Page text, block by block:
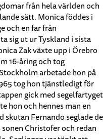
från hela världen och
sätt. Monica föddes i
och en far från
sig ut ur Tyskland i sista
Zak växte upp i Örebro
16-åring och tog
arbetade hon på
tog hon tjänstledigt för
gick med segelfartyget
hon och hennes man en
skutan Fernando seglade de
Christofer och redan